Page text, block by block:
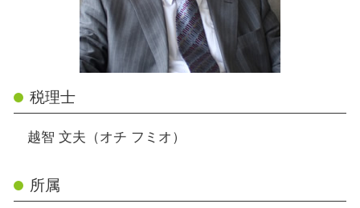
税理士
越智 文夫（オチ フミオ）
所属